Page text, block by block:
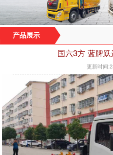
产品展示
国六3方 蓝牌
更新时间